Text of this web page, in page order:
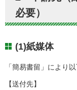
必要）
(1)紙媒体
「簡易書留」により
【送付先】